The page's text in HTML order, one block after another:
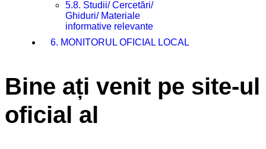
5.8. Studii/ Cercetări/
Ghiduri/ Materiale
informative relevante
6. MONITORUL OFICIAL LOCAL
Bine ați venit pe site-ul
oficial al